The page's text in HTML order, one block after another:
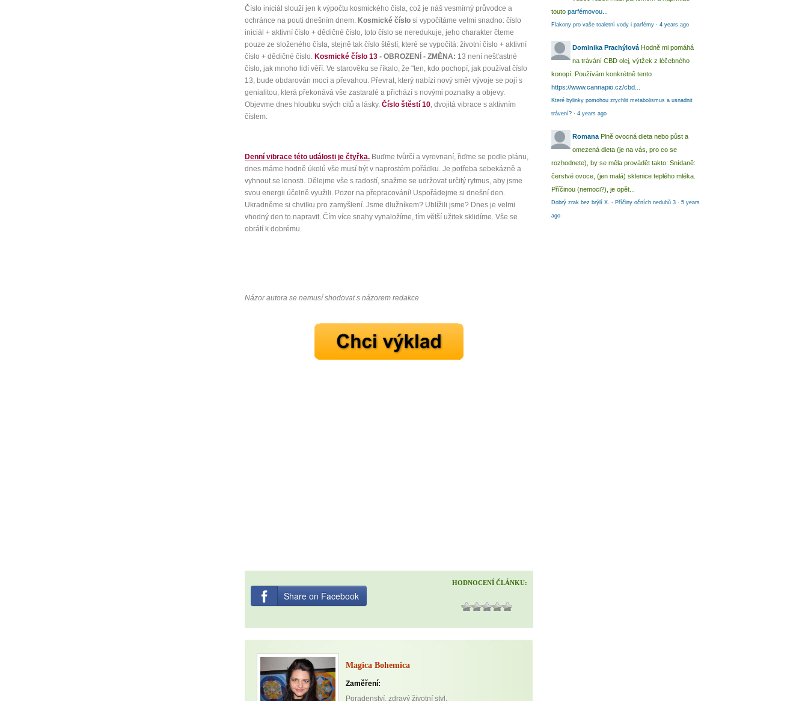
Číslo iniciál slouží jen k výpočtu kosmického čísla, což je náš vesmírný průvodce a
ochránce na pouti dnešním dnem. Kosmické číslo si vypočítáme velmi snadno: číslo
iniciál + aktivní číslo + dědičné číslo, toto číslo se neredukuje, jeho charakter čteme
pouze ze složeného čísla, stejně tak číslo štěstí, které se vypočítá: životní číslo + aktivní
číslo + dědičné číslo. Kosmické číslo 13 - OBROZENÍ - ZMĚNA: 13 není nešťastné
číslo, jak mnoho lidí věří. Ve starověku se říkalo, že "ten, kdo pochopí, jak používat číslo
13, bude obdarován mocí a převahou. Převrat, který nabízí nový směr vývoje se pojí s
genialitou, která překonává vše zastaralé a přichází s novými poznatky a objevy.
Objevme dnes hloubku svých citů a lásky. Číslo štěstí 10, dvojitá vibrace s aktivním
číslem.
Denní vibrace této události je čtyřka. Buďme tvůrčí a vyrovnaní, řiďme se podle plánu,
dnes máme hodně úkolů vše musí být v naprostém pořádku. Je potřeba sebekázně a
vyhnout se lenosti. Dělejme vše s radostí, snažme se udržovat určitý rytmus, aby jsme
svou energii účelně využili. Pozor na přepracování! Uspořádejme si dnešní den.
Ukradněme si chvilku pro zamyšlení. Jsme dlužníkem? Ublížili jsme? Dnes je velmi
vhodný den to napravit. Čím více snahy vynaložíme, tím větší užitek sklidíme. Vše se
obrátí k dobrému.
Názor autora se nemusí shodovat s názorem redakce
HODNOCENÍ ČLÁNKU:
Share on Facebook
Magica Bohemica
Zaměření:
Poradenství, zdravý životní styl,
touto parfémovou...
Flakony pro vaše toaletní vody i parfémy · 4 years ago
Dominika Prachýlová Hodně mi pomáhá
na trávání CBD olej, výtžek z léčebného
konopí. Používám konkrétně tento
https://www.cannapio.cz/cbd...
Které bylinky pomohou zrychlit metabolismus a usnadnit
trávení? · 4 years ago
Romana Plně ovocná dieta nebo půst a
omezená dieta (je na vás, pro co se
rozhodnete), by se měla provádět takto: Snídaně:
čerstvé ovoce, (jen malá) sklenice teplého mléka.
Příčinou (nemoci?), je opět...
Dobrý zrak bez brýlí X. - Příčiny očních neduhů 3 · 5 years
ago